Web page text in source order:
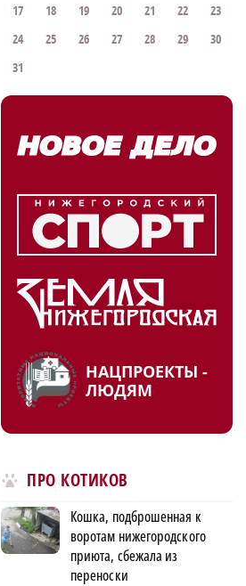
17
18 19 20 21 22
23
24
25 26 27 28 29
30
31
НАЦПРОЕКТЫ -
ЛЮДЯМ
ПРО КОТИКОВ
Кошка, подброшенная к
воротам нижегородского
приюта, сбежала из
переноски